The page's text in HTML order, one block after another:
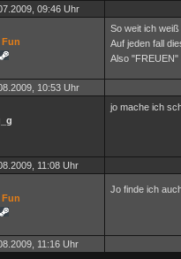
09:46 Uhr
Fun
So weit ich
Auf jeden fall
Also
10:53 Uhr
jo mache ich
11:08 Uhr
Fun
Jo finde ich
11:16 Uhr